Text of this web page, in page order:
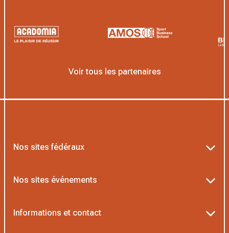
Voir tous les partenaires
Nos sites fédéraux
Nos sites événements
Informations et contact